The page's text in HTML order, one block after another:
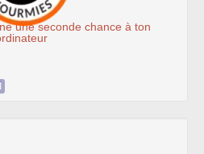
Association Éthiciel